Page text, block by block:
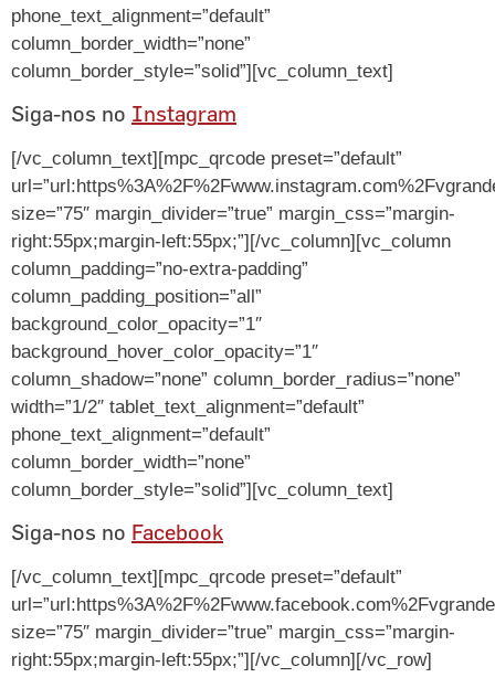
phone_text_alignment=”default”
column_border_width=”none”
column_border_style=”solid”][vc_column_text]
Siga-nos no Instagram
[/vc_column_text][mpc_qrcode preset=”default”
size=”75″ margin_divider=”true” margin_css=”margin-
right:55px;margin-left:55px;”][/vc_column][vc_column
column_padding=”no-extra-padding”
column_padding_position=”all”
background_color_opacity=”1″
background_hover_color_opacity=”1″
column_shadow=”none” column_border_radius=”none”
width=”1/2″ tablet_text_alignment=”default”
phone_text_alignment=”default”
column_border_width=”none”
column_border_style=”solid”][vc_column_text]
Siga-nos no Facebook
[/vc_column_text][mpc_qrcode preset=”default”
size=”75″ margin_divider=”true” margin_css=”margin-
right:55px;margin-left:55px;”][/vc_column][/vc_row]